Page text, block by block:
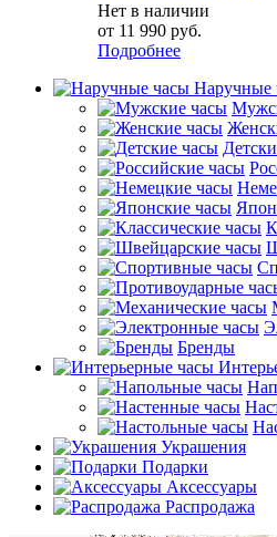
Нет в наличии
от 11 990 руб.
Подробнее
Наручные
Бренды
Украшения
Подарки
Аксессуары
Распродажа